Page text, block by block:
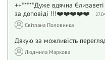
++*****Дуже вдячна
за доповіді !!!❤️❤️❤️❤️❤️
Світлана Половинка
Дякую за можливість
Людмила Маркова